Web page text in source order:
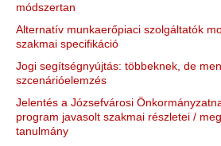
módszertan
Alternatív munkaerőpiaci szolgáltatók
szakmai specifikáció
Jogi segítségnyújtás: többeknek, de
szcenárióelemzés
Jelentés a Józsefvárosi
program javasolt szakmai részletei /
tanulmány